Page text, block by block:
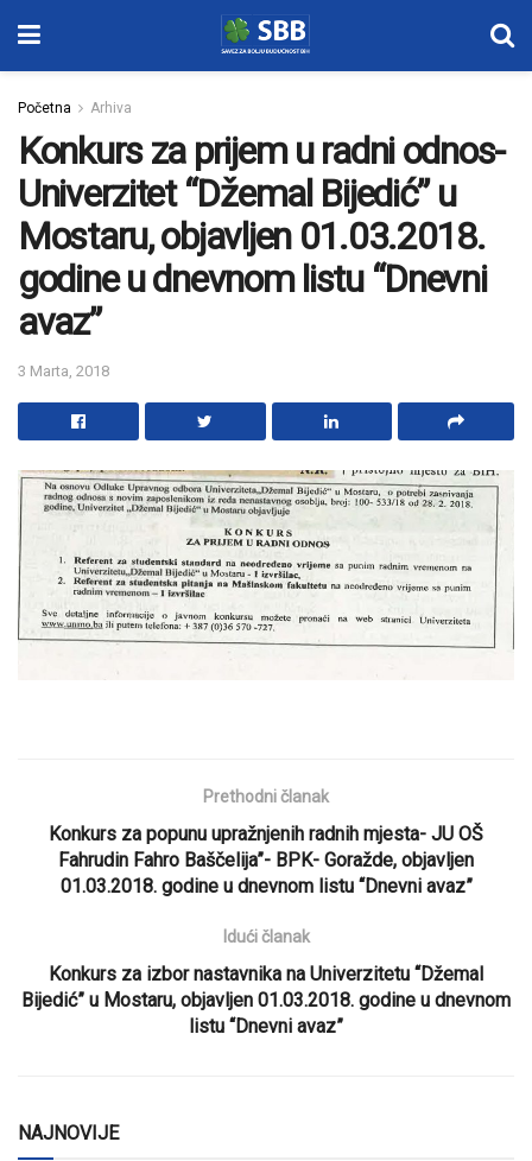
Početna Arhiva
Konkurs za prijem u radni odnos-
Univerzitet “Džemal Bijedić” u
Mostaru, objavljen 01.03.2018.
godine u dnevnom listu “Dnevni
avaz”
3 Marta, 2018
Prethodni članak
Konkurs za popunu upražnjenih radnih mjesta- JU OŠ
Fahrudin Fahro Baščelija”- BPK- Goražde, objavljen
01.03.2018. godine u dnevnom listu “Dnevni avaz”
Idući članak
Konkurs za izbor nastavnika na Univerzitetu “Džemal
Bijedić” u Mostaru, objavljen 01.03.2018. godine u dnevnom
listu “Dnevni avaz”
NAJNOVIJE